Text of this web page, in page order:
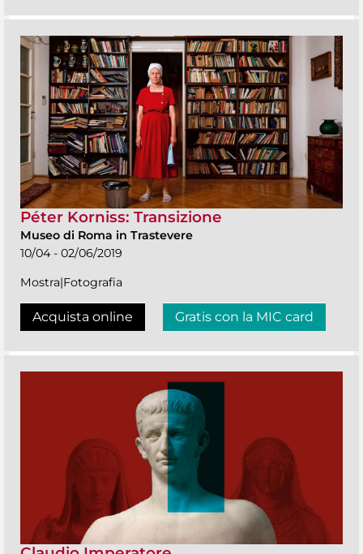
Péter Korniss: Transizione
Museo di Roma in Trastevere
10/04 - 02/06/2019
Mostra|Fotografia
Acquista online Gratis con la MIC card